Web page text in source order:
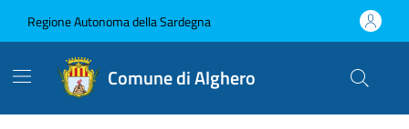
Regione Autonoma della Sardegna
Comune di Alghero